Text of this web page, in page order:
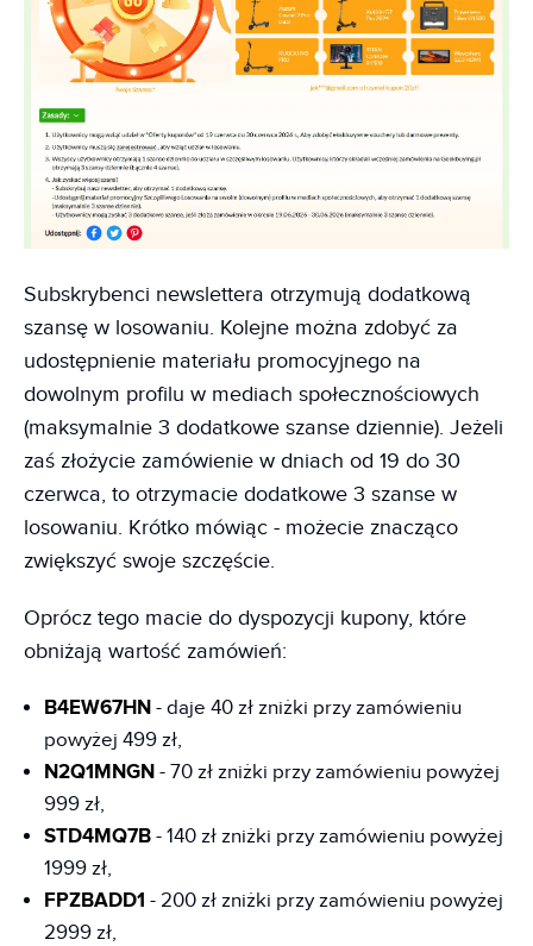
Subskrybenci newslettera otrzymują dodatkową
szansę w losowaniu. Kolejne można zdobyć za
udostępnienie materiału promocyjnego na
dowolnym profilu w mediach społecznościowych
(maksymalnie 3 dodatkowe szanse dziennie). Jeżeli
zaś złożycie zamówienie w dniach od 19 do 30
czerwca, to otrzymacie dodatkowe 3 szanse w
losowaniu. Krótko mówiąc - możecie znacząco
zwiększyć swoje szczęście.
Oprócz tego macie do dyspozycji kupony, które
obniżają wartość zamówień:
B4EW67HN - daje 40 zł zniżki przy zamówieniu
powyżej 499 zł,
N2Q1MNGN - 70 zł zniżki przy zamówieniu powyżej
999 zł,
STD4MQ7B - 140 zł zniżki przy zamówieniu powyżej
1999 zł,
FPZBADD1 - 200 zł zniżki przy zamówieniu powyżej
2999 zł,